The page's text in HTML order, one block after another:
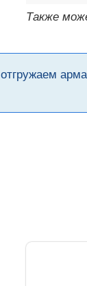
Также